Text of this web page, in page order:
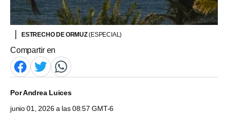
ESTRECHO DE ORMUZ(ESPECIAL)
Compartir en
PorAndrea Luices
junio 01, 2026 a las 08:57 GMT-6